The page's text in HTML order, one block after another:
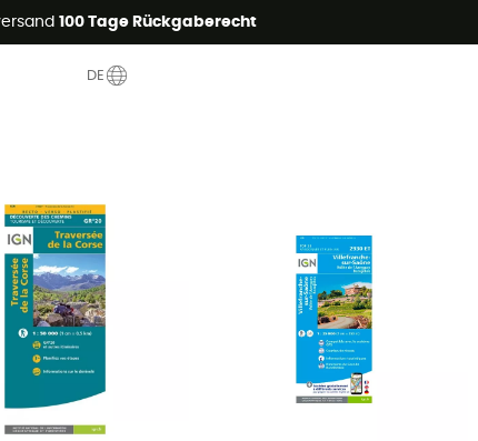
100 Tage Rückgaberecht
DE
ab 2 Produkten* Code Summer5